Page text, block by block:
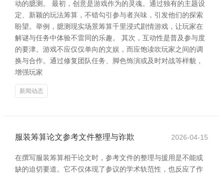
动的臆测。 最初，创意是游戏作为的灵魂。通过独有的主题设
定、新颖的玩法筹算，不错勾引参与者兴味，引发他们的探索
盼望。举例，臆测现实场景筹算千里浸式剧情游戏，让玩家在
解谜与任务中体验不雷同的乐趣。 其次，互动性是普及参与度
的要津。游戏不应仅仅单向的文娱，而应饱读吹玩家之间的调
换与合作。通过修复团队任务、脚色饰演或及时对战等样貌，
增强玩家
新闻动态
服装筹算论文参考文件整理与诈欺 2026-04-15
在撰写服装筹算相干论文时，参考文件的整理与援用是不能或
缺的迫切要道。它不仅体现了参议的学术轨范性，也反应了作